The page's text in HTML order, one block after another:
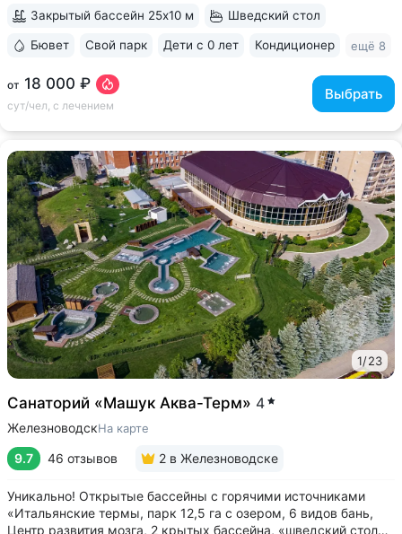
от 18 000 ₽
сут/чел, с лечением
Выбрать
Закрытый бассейн 25x10 м Шведский стол
Бювет Свой парк Дети с 0 лет Кондиционер ещё 8
1/23
Санаторий «Машук Аква-Терм» 4
ЖелезноводскНа карте
9.7 46 отзывов 2 в Железноводске
Уникально! Открытые бассейны с горячими источниками
«Итальянские термы, парк 12,5 га с озером, 6 видов бань,
Центр развития мозга, 2 крытых бассейна, «шведский стол»